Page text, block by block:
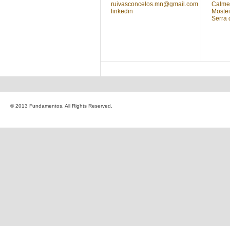
ruivasconcelos.mn@gmail.com
linkedin
Serra
© 2013 Fundamentos. All Rights Reserved.